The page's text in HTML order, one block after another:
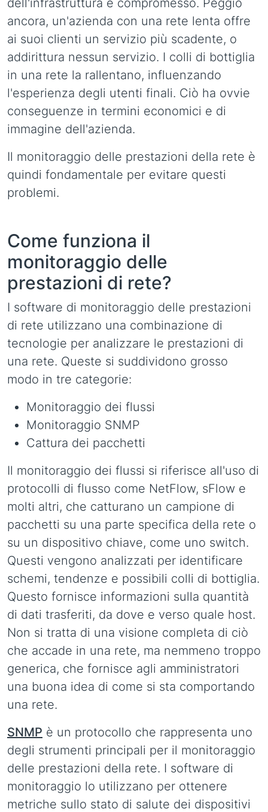
dell'infrastruttura è compromesso. Peggio
ancora, un'azienda con una rete lenta offre
ai suoi clienti un servizio più scadente, o
addirittura nessun servizio. I colli di bottiglia
in una rete la rallentano, influenzando
l'esperienza degli utenti finali. Ciò ha ovvie
conseguenze in termini economici e di
immagine dell'azienda.
Il monitoraggio delle prestazioni della rete è
quindi fondamentale per evitare questi
problemi.
Come funziona il
monitoraggio delle
prestazioni di rete?
I software di monitoraggio delle prestazioni
di rete utilizzano una combinazione di
tecnologie per analizzare le prestazioni di
una rete. Queste si suddividono grosso
modo in tre categorie:
Monitoraggio dei flussi
Monitoraggio SNMP
Cattura dei pacchetti
Il monitoraggio dei flussi si riferisce all'uso di
protocolli di flusso come NetFlow, sFlow e
molti altri, che catturano un campione di
pacchetti su una parte specifica della rete o
su un dispositivo chiave, come uno switch.
Questi vengono analizzati per identificare
schemi, tendenze e possibili colli di bottiglia.
Questo fornisce informazioni sulla quantità
di dati trasferiti, da dove e verso quale host.
Non si tratta di una visione completa di ciò
che accade in una rete, ma nemmeno troppo
generica, che fornisce agli amministratori
una buona idea di come si sta comportando
una rete.
SNMP è un protocollo che rappresenta uno
degli strumenti principali per il monitoraggio
delle prestazioni della rete. I software di
monitoraggio lo utilizzano per ottenere
metriche sullo stato di salute dei dispositivi